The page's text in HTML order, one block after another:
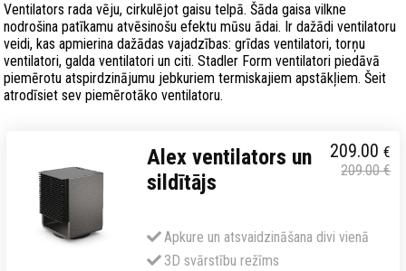
Ventilators rada vēju, cirkulējot gaisu telpā. Šāda gaisa vilkne
nodrošina patīkamu atvēsinošu efektu mūsu ādai. Ir dažādi ventilatoru
veidi, kas apmierina dažādas vajadzības: grīdas ventilatori, torņu
ventilatori, galda ventilatori un citi. Stadler Form ventilatori piedāvā
piemērotu atspirdzinājumu jebkuriem termiskajiem apstākļiem. Šeit
atrodīsiet sev piemērotāko ventilatoru.
209.00€
209.00€
Alex ventilators un
sildītājs
Apkure un atsvaidzināšana divi vienā
3D svārstību režīms